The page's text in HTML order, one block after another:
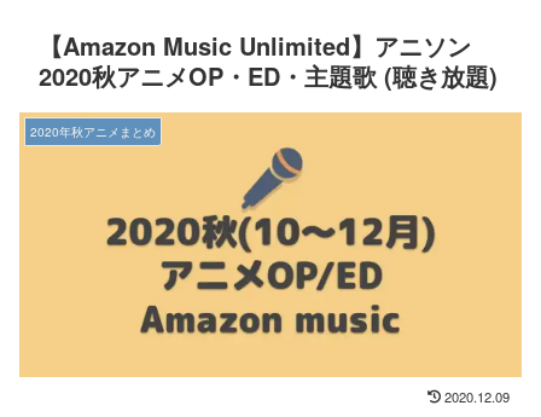
【Amazon Music Unlimited】アニソン
2020秋アニメOP・ED・主題歌 (聴き放題)
2020年秋アニメまとめ
2020.12.09